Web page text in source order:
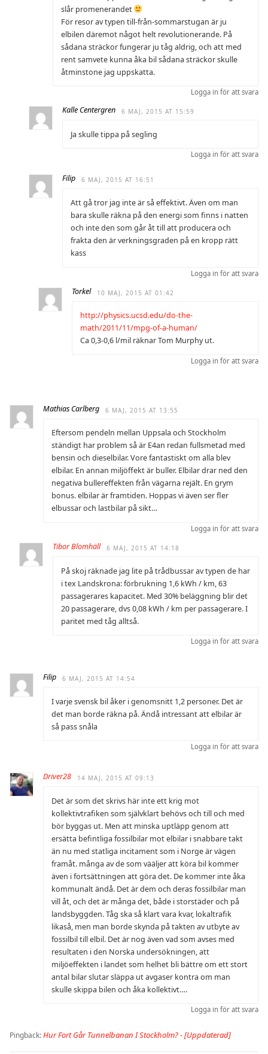
slår promenerandet
För resor av typen till-från-sommarstugan är ju
elbilen däremot något helt revolutionerande. På
sådana sträckor fungerar ju tåg aldrig, och att med
rent samvete kunna åka bil sådana sträckor skulle
åtminstone jag uppskatta.
Logga in för att svara
Kalle Centergren 6 MAJ, 2015 AT 15:59
Ja skulle tippa på segling
Logga in för att svara
Filip 6 MAJ, 2015 AT 16:51
Att gå tror jag inte är så effektivt. Även om man
bara skulle räkna på den energi som finns i natten
och inte den som går åt till att producera och
frakta den är verkningsgraden på en kropp rätt
kass
Logga in för att svara
Torkel 10 MAJ, 2015 AT 01:42
http://physics.ucsd.edu/do-the-
math/2011/11/mpg-of-a-human/
Ca 0,3-0,6 l/mil räknar Tom Murphy ut.
Logga in för att svara
Mathias Carlberg 6 MAJ, 2015 AT 13:55
Eftersom pendeln mellan Uppsala och Stockholm
ständigt har problem så är E4an redan fullsmetad med
bensin och dieselbilar. Vore fantastiskt om alla blev
elbilar. En annan miljöffekt är buller. Elbilar drar ned den
negativa bullereffekten från vägarna rejält. En grym
bonus. elbilar är framtiden. Hoppas vi även ser fler
elbussar och lastbilar på sikt…
Logga in för att svara
Tibor Blomhäll 6 MAJ, 2015 AT 14:18
På skoj räknade jag lite på trådbussar av typen de har
i tex Landskrona: förbrukning 1,6 kWh / km, 63
passagerares kapacitet. Med 30% beläggning blir det
20 passagerare, dvs 0,08 kWh / km per passagerare. I
paritet med tåg alltså.
Logga in för att svara
Filip 6 MAJ, 2015 AT 14:54
I varje svensk bil åker i genomsnitt 1,2 personer. Det är
det man borde räkna på. Ändå intressant att elbilar är
så pass snåla
Logga in för att svara
Driver28 14 MAJ, 2015 AT 09:13
Det är som det skrivs här inte ett krig mot
kollektivtrafiken som självklart behövs och till och med
bör byggas ut. Men att minska uptläpp genom att
ersätta befintliga fossilbilar mot elbilar i snabbare takt
än nu med statliga incitament som i Norge är vägen
framåt. många av de som vääljer att köra bil kommer
även i fortsättningen att göra det. De kommer inte åka
kommunalt ändå. Det är dem och deras fossilbilar man
vill åt, och det är många det, både i storstäder och på
landsbyggden. Tåg ska så klart vara kvar, lokaltrafik
likaså, men man borde skynda på takten av utbyte av
fossilbil till elbil. Det är nog även vad som avses med
resultaten i den Norska undersökningen, att
miljöeffekten i landet som helhet bli bättre om ett stort
antal bilar slutar släppa ut avgaser kontra om man
skulle skippa bilen och åka kollektivt….
Logga in för att svara
Pingback:Hur Fort Går Tunnelbanan I Stockholm? - [Uppdaterad]